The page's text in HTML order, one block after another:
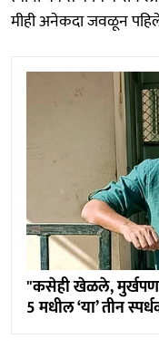
मीही अनेकदा जवळून
"कसेही खेळले,
5 मधील ‘या’ तीन